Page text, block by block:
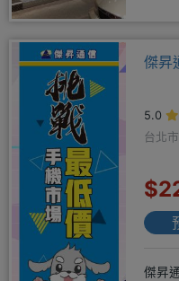
傑昇
5.0
台北
傑昇